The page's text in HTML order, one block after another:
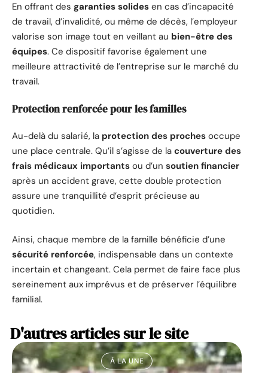
En offrant des garanties solides en cas d’incapacité
de travail, d’invalidité, ou même de décès, l’employeur
valorise son image tout en veillant au bien-être des
équipes. Ce dispositif favorise également une
meilleure attractivité de l’entreprise sur le marché du
travail.
Protection renforcée pour les familles
Au-delà du salarié, la protection des proches occupe
une place centrale. Qu’il s’agisse de la couverture des
frais médicaux importants ou d’un soutien financier
après un accident grave, cette double protection
assure une tranquillité d’esprit précieuse au
quotidien.
Ainsi, chaque membre de la famille bénéficie d’une
sécurité renforcée, indispensable dans un contexte
incertain et changeant. Cela permet de faire face plus
sereinement aux imprévus et de préserver l’équilibre
familial.
D'autres articles sur le site
À LA UNE